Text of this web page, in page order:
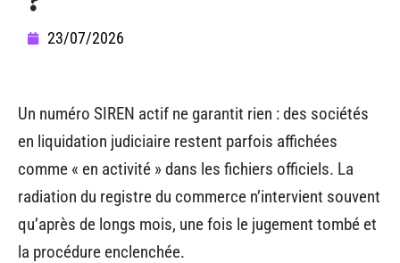
23/07/2026
Un numéro SIREN actif ne garantit rien : des sociétés
en liquidation judiciaire restent parfois affichées
comme « en activité » dans les fichiers officiels. La
radiation du registre du commerce n’intervient souvent
qu’après de longs mois, une fois le jugement tombé et
la procédure enclenchée.